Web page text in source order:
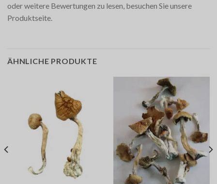
oder weitere Bewertungen zu lesen, besuchen Sie unsere
Produktseite.
ÄHNLICHE PRODUKTE